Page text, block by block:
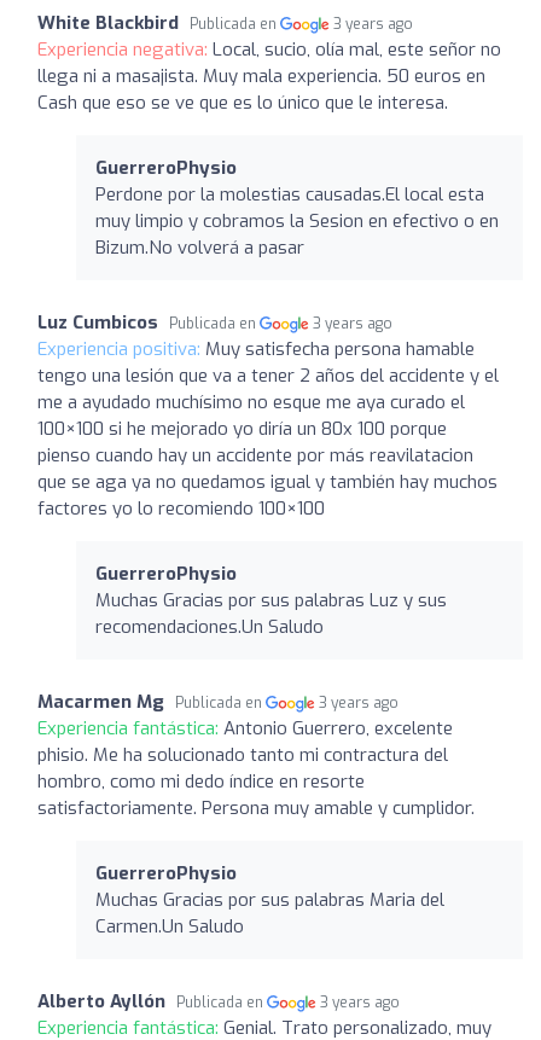
White Blackbird Publicada en 3 years ago
Experiencia negativa: Local, sucio, olía mal, este señor no
llega ni a masajista. Muy mala experiencia. 50 euros en
Cash que eso se ve que es lo único que le interesa.
GuerreroPhysio
Perdone por la molestias causadas.El local esta
muy limpio y cobramos la Sesion en efectivo o en
Bizum.No volverá a pasar
Luz Cumbicos Publicada en 3 years ago
Experiencia positiva: Muy satisfecha persona hamable
tengo una lesión que va a tener 2 años del accidente y el
me a ayudado muchísimo no esque me aya curado el
100×100 si he mejorado yo diría un 80x 100 porque
pienso cuando hay un accidente por más reavilatacion
que se aga ya no quedamos igual y también hay muchos
factores yo lo recomiendo 100×100
GuerreroPhysio
Muchas Gracias por sus palabras Luz y sus
recomendaciones.Un Saludo
Macarmen Mg Publicada en 3 years ago
Experiencia fantástica: Antonio Guerrero, excelente
phisio. Me ha solucionado tanto mi contractura del
hombro, como mi dedo índice en resorte
satisfactoriamente. Persona muy amable y cumplidor.
GuerreroPhysio
Muchas Gracias por sus palabras Maria del
Carmen.Un Saludo
Alberto Ayllón Publicada en 3 years ago
Experiencia fantástica: Genial. Trato personalizado, muy